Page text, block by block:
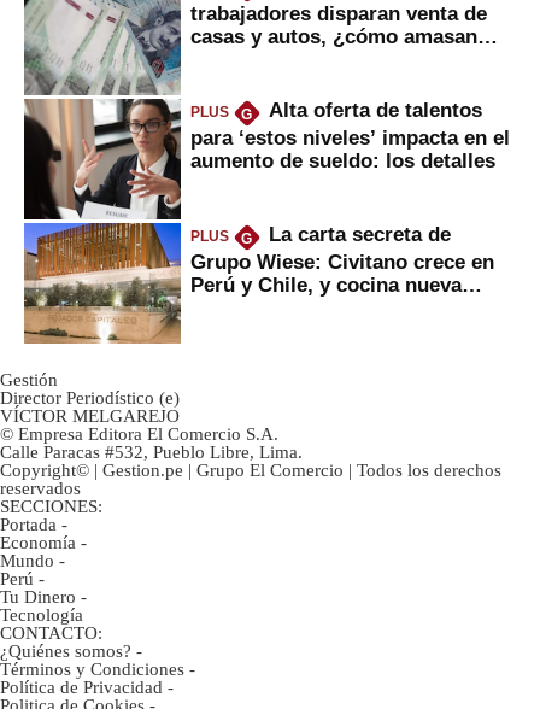
trabajadores disparan venta de
casas y autos, ¿cómo amasan
PLUS G
Alta oferta de talentos
para ‘estos niveles’ impacta en el
aumento de sueldo: los detalles
PLUS G
La carta secreta de
Grupo Wiese: Civitano crece en
Perú y Chile, y cocina nueva
Gestión
Director Periodístico (e)
VÍCTOR MELGAREJO
© Empresa Editora El Comercio S.A.
Calle Paracas #532, Pueblo Libre, Lima.
Copyright© | Gestion.pe | Grupo El Comercio | Todos los derechos
reservados
SECCIONES:
Portada -
Economía -
Mundo -
Perú -
Tu Dinero -
Tecnología
CONTACTO:
¿Quiénes somos? -
Términos y Condiciones -
Política de Privacidad -
Politica de Cookies -